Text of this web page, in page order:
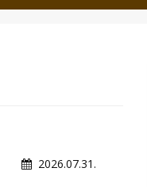
2026.07.31.